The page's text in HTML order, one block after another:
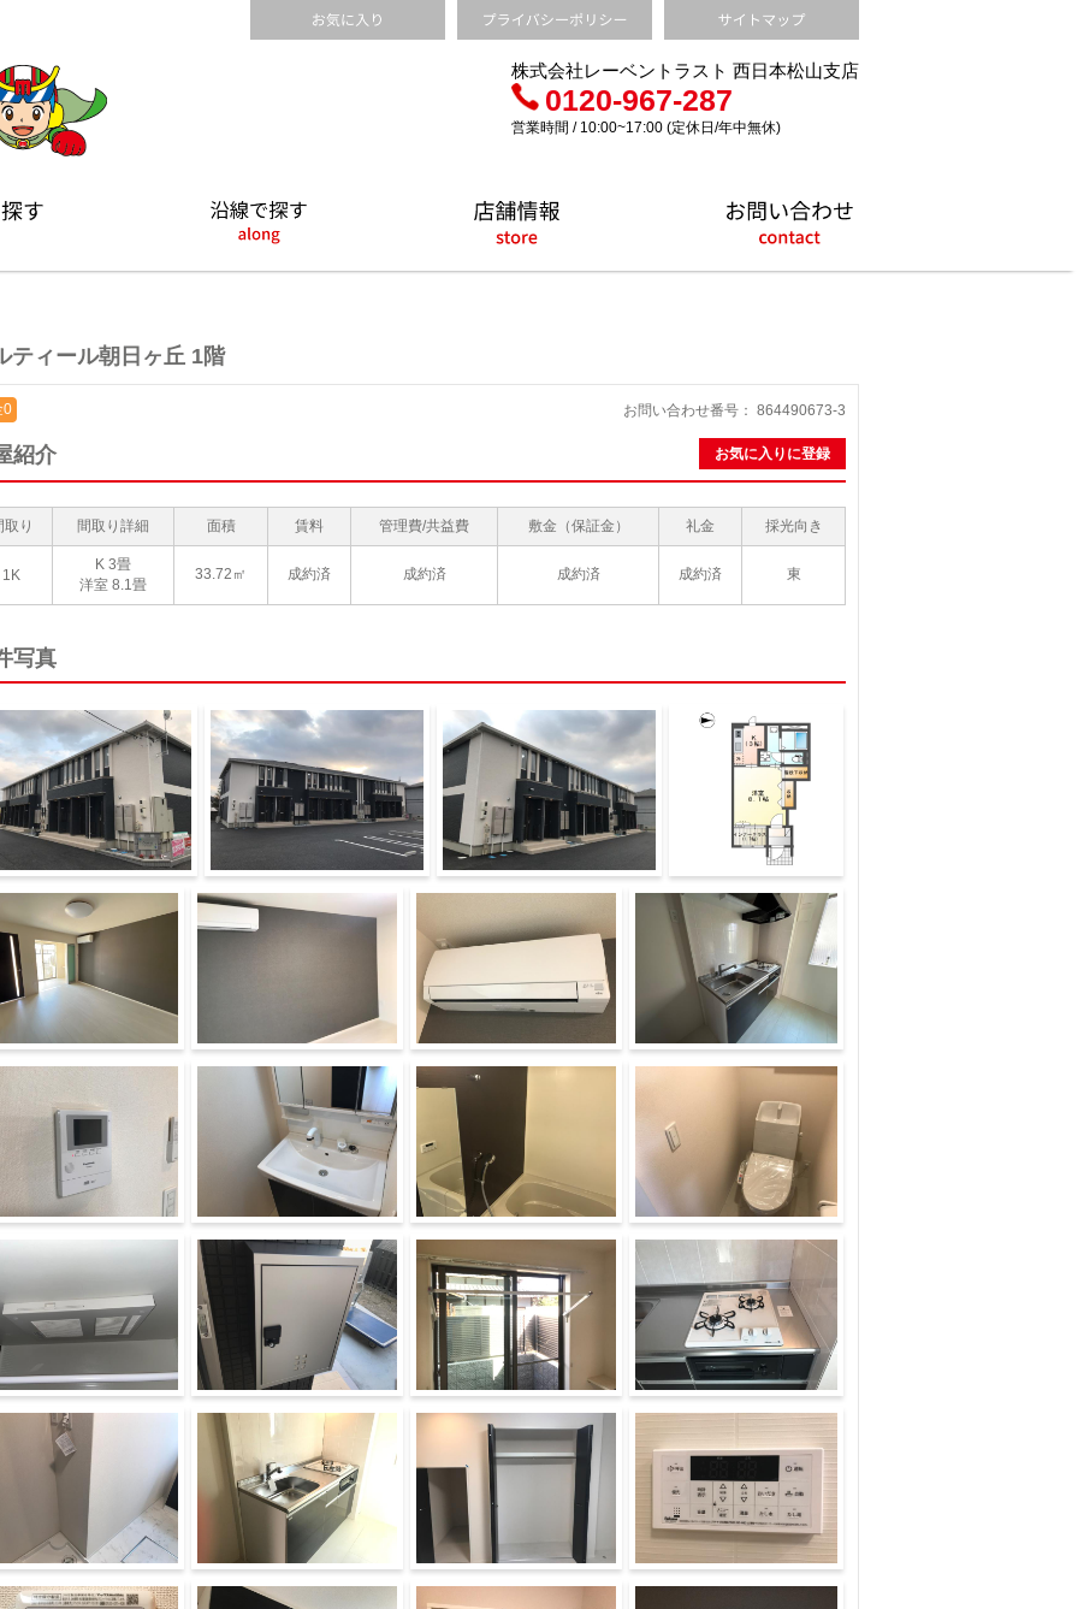
株式会社レーベントラスト 西日本松山支店
0120-967-287
営業時間 / 10:00~17:00 (定休日/年中無休)
ティール朝日ヶ丘 1階
0 お問い合わせ番号： 864490673-3
紹介 お気に入りに登録
取り 間取り詳細 面積 賃料 管理費/共益費 敷金（保証金） 礼金 採光向き
1K
K 3畳
洋室 8.1畳
33.72㎡ 成約済 成約済 成約済 成約済 東
写真
タイプ 同型タイプ 同型タイプ *
（イメージ） 洋室（イメージ） エアコン（イメージ） キッチン（イメージ）
ラ付インターホン（イメ
洗髪洗面化粧台（イメージ） 浴室乾燥機（イメージ）
シャワー付トイレ（イメー
ジ）
乾燥機（イメージ） 宅配ＢＯＸ（イメージ） インナーテラス（イメージ） キッチン（イメージ）
機置場（イメージ） キッチン（イメージ） 収納（イメージ） 室内設備（イメージ）